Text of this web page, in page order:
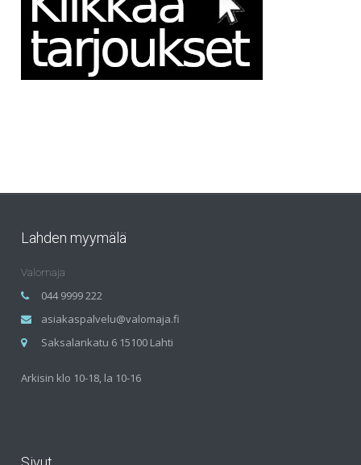
Lahden myymälä
Valomaja
044 9999 222
asiakaspalvelu@valomaja.fi
Saksalankatu 6 15100 Lahti
Arkisin klo 10-18, la 10-16